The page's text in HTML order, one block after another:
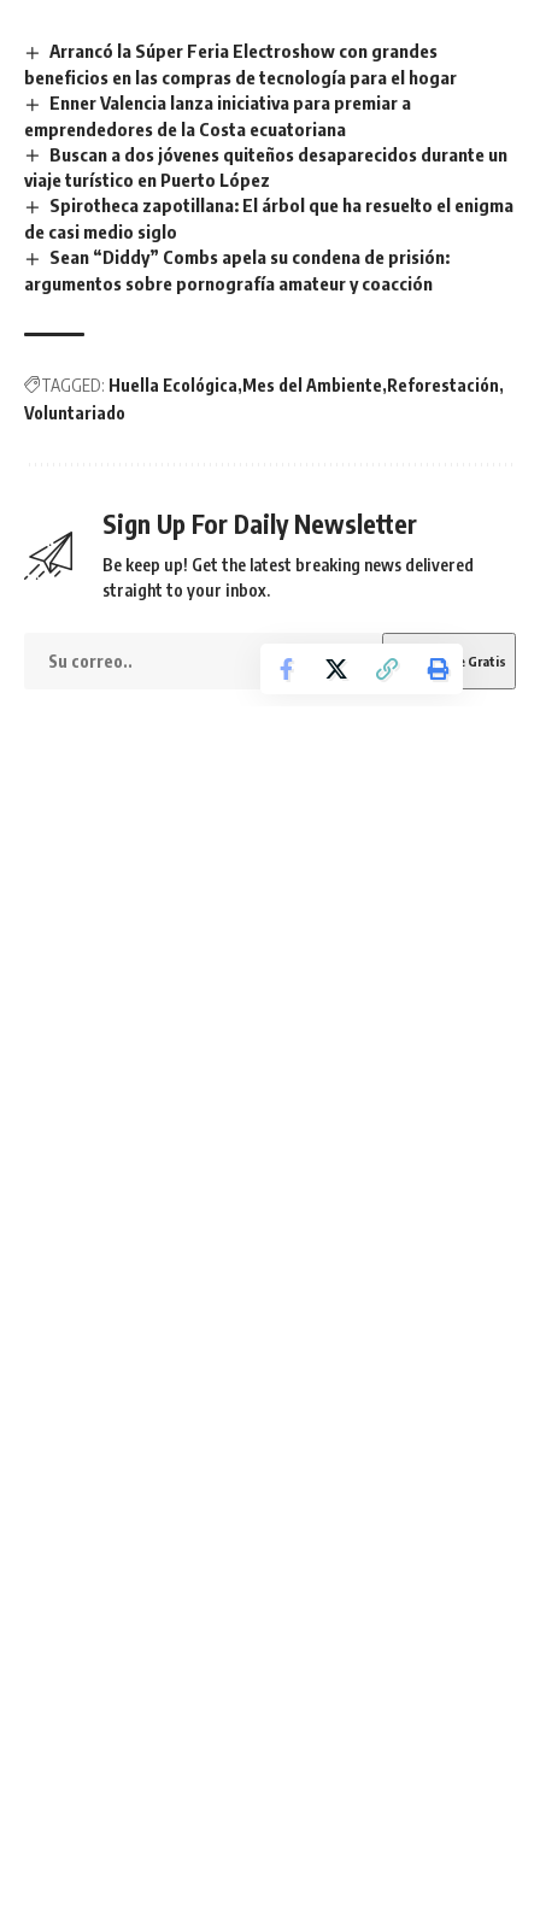
Arrancó la Súper Feria Electroshow con grandes
beneficios en las compras de tecnología para el hogar
Enner Valencia lanza iniciativa para premiar a
emprendedores de la Costa ecuatoriana
Buscan a dos jóvenes quiteños desaparecidos durante un
viaje turístico en Puerto López
Spirotheca zapotillana: El árbol que ha resuelto el enigma
de casi medio siglo
Sean “Diddy” Combs apela su condena de prisión:
argumentos sobre pornografía amateur y coacción
TAGGED: Huella Ecológica Mes del Ambiente Reforestación
Voluntariado
Sign Up For Daily Newsletter
Be keep up! Get the latest breaking news delivered
straight to your inbox.